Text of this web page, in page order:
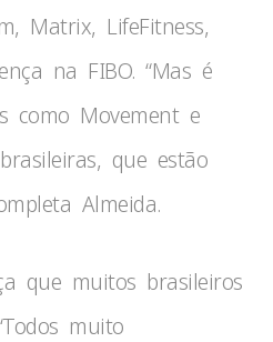
Matrix, LifeFitness,
na FIBO. “Mas é
como Movement e
que estão
Almeida.
que muitos brasileiros
muito